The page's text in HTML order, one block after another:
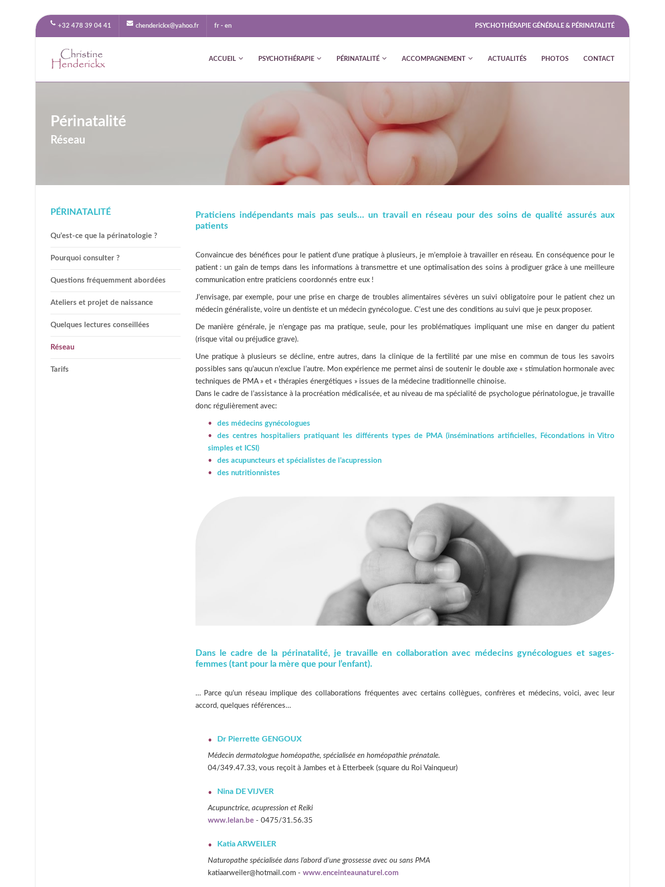
+32 478 39 04 41 chenderickx@yahoo.fr fr - en PSYCHOTHÉRAPIE GÉNÉRALE & PÉRINATALITÉ
ACCUEIL PSYCHOTHÉRAPIE PÉRINATALITÉ ACCOMPAGNEMENT ACTUALITÉS PHOTOS CONTACT
Périnatalité
Réseau
PÉRINATALITÉ
Qu’est-ce que la périnatologie ?
Pourquoi consulter ?
Questions fréquemment abordées
Ateliers et projet de naissance
Quelques lectures conseillées
Réseau
Tarifs
Praticiens indépendants mais pas seuls… un travail en réseau pour des soins de qualité assurés aux
patients
Convaincue des bénéfices pour le patient d’une pratique à plusieurs, je m’emploie à travailler en réseau. En conséquence pour le
patient : un gain de temps dans les informations à transmettre et une optimalisation des soins à prodiguer grâce à une meilleure
communication entre praticiens coordonnés entre eux !
J’envisage, par exemple, pour une prise en charge de troubles alimentaires sévères un suivi obligatoire pour le patient chez un
médecin généraliste, voire un dentiste et un médecin gynécologue. C’est une des conditions au suivi que je peux proposer.
De manière générale, je n’engage pas ma pratique, seule, pour les problématiques impliquant une mise en danger du patient
(risque vital ou préjudice grave).
Une pratique à plusieurs se décline, entre autres, dans la clinique de la fertilité par une mise en commun de tous les savoirs
possibles sans qu’aucun n’exclue l’autre. Mon expérience me permet ainsi de soutenir le double axe « stimulation hormonale avec
techniques de PMA » et « thérapies énergétiques » issues de la médecine traditionnelle chinoise.
Dans le cadre de l’assistance à la procréation médicalisée, et au niveau de ma spécialité de psychologue périnatologue, je travaille
donc régulièrement avec:
des médecins gynécologues
des centres hospitaliers pratiquant les différents types de PMA (inséminations artificielles, Fécondations in Vitro
simples et ICSI)
des acupuncteurs et spécialistes de l’acupression
des nutritionnistes
Dans le cadre de la périnatalité, je travaille en collaboration avec médecins gynécologues et sages-
femmes (tant pour la mère que pour l’enfant).
… Parce qu’un réseau implique des collaborations fréquentes avec certains collègues, confrères et médecins, voici, avec leur
accord, quelques références…
Dr Pierrette GENGOUX
Médecin dermatologue homéopathe, spécialisée en homéopathie prénatale.
04/349.47.33, vous reçoit à Jambes et à Etterbeek (square du Roi Vainqueur)
Nina DE VIJVER
Acupunctrice, acupression et Reiki
www.lelan.be- 0475/31.56.35
Katia ARWEILER
Naturopathe spécialisée dans l’abord d’une grossesse avec ou sans PMA
katiaarweiler@hotmail.com - www.enceinteaunaturel.com